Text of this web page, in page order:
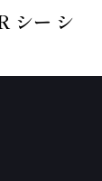
シー シ